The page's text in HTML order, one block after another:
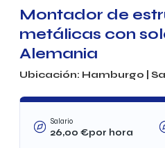
Montador de
metálicas con
Alemania
Ubicación: Hamburgo |
Salario
26,00 €por hora